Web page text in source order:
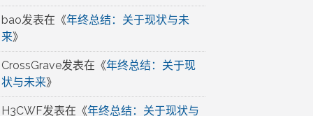
bao发表在《年终总结：关于现状与未
来》
CrossGrave发表在《年终总结：关于现
状与未来》
H3CWF发表在《年终总结：关于现状与